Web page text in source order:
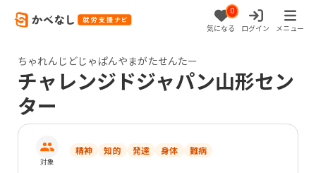
0
気になる ログイン メニュー
ちゃれんじどじゃぱんやまがたせんたー
チャレンジドジャパン山形セン
ター
対象
精神 知的 発達 身体 難病